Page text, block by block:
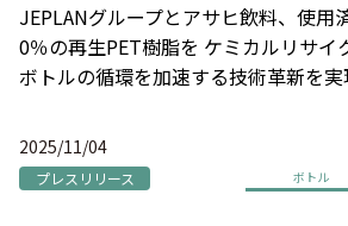
JEPLANグループとアサヒ飲料、使用
0％の再生PET樹脂を ケミカルリサイ
ボトルの循環を加速する技術革新を実
2025/11/04
プレスリリース ボトル